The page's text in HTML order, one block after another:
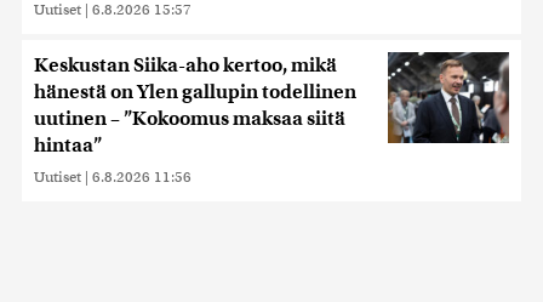
Uutiset | 6.8.2026 15:57
Keskustan Siika-aho kertoo, mikä
hänestä on Ylen gallupin todellinen
uutinen – ”Kokoomus maksaa siitä
hintaa”
Uutiset | 6.8.2026 11:56